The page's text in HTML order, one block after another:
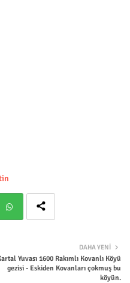
tsap
DAHA YENI
Yuvası 1600 Rakımlı Kovanlı Köyü
gezisi - Eskiden Kovanları çokmuş bu
köyün.